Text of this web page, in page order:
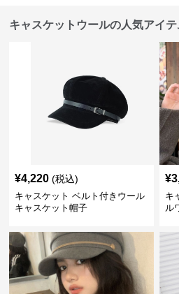
キャスケットウールの人気アイテ
¥4,220 (税込)
キャスケット ベルト付きウール
キャスケット帽子
¥
キ
ル